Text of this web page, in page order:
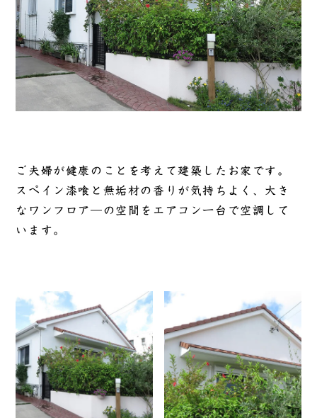
ご夫婦が健康のことを考えて建築したお家です。
スペイン漆喰と無垢材の香りが気持ちよく、大き
なワンフロア―の空間をエアコン一台で空調して
います。